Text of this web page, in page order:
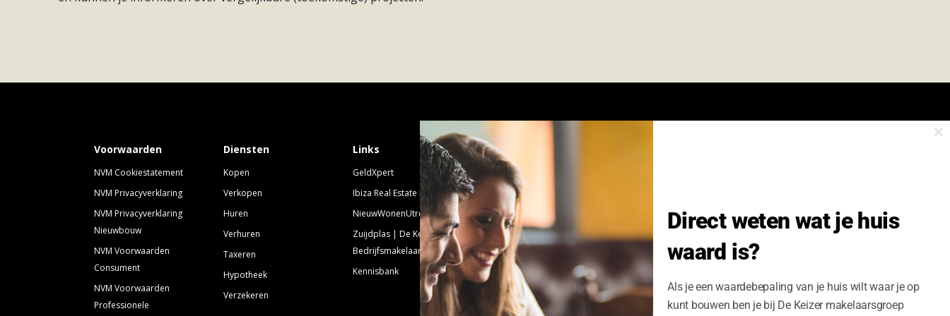
vlak bij huis te vinden. In Rijnvliet kun je geweldig recreëren en sporten, shoppen, en van een
Voorwaarden
NVM Cookiestatement
NVM Privacyverklaring
NVM Privacyverklaring
Nieuwbouw
NVM Voorwaarden
Consument
NVM Voorwaarden
Professionele
Diensten
Kopen
Verkopen
Huren
Verhuren
Taxeren
Hypotheek
Verzekeren
Links
GeldXpert
Ibiza Real Estate BDK
NieuwWonenUtrecht
Zuijdplas | De Keizer
Bedrijfsmakelaars
Kennisbank
Schrijf je in voor onze nieuwsbrief.
Nieuwsbrief Nieuwbouw
Emailadres: Volledige Naam:
Schrijf me nu in
Direct weten wat je huis
waard is?
Als je een waardebepaling van je huis wilt waar je op
kunt bouwen ben je bij De Keizer makelaarsgroep